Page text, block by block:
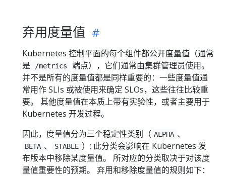
弃用度量值
Kubernetes 控制平面的每个组件都公开度量值（通常
是
/metrics
端点），它们通常由集群管理员使用。
并不是所有的度量值都是同样重要的：一些度量值通
常用作 SLIs 或被使用来确定 SLOs，这些往往比较重
要。 其他度量值在本质上带有实验性，或者主要用于
Kubernetes 开发过程。
因此，度量值分为三个稳定性类别（ ALPHA 、
BETA 、 STABLE ）; 此分类会影响在 Kubernetes 发
布版本中移除某度量值。 所对应的分类取决于对该度
量值重要性的预期。 弃用和移除度量值的规则如下：